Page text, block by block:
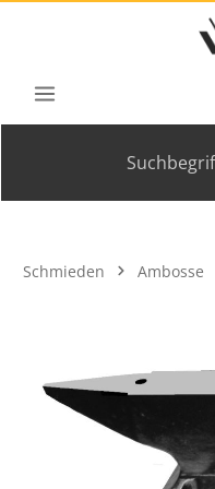
Zum Hauptinhalt springen
Schmieden Ambosse